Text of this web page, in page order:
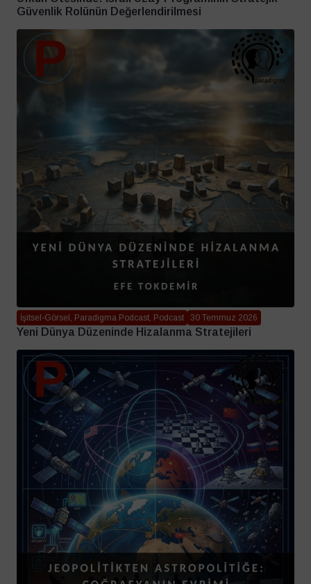
Güvenlik Rolünün Değerlendirilmesi
İşitsel-Görsel, Paradigma Podcast, Podcast 30 Temmuz 2026
Yeni Dünya Düzeninde Hizalanma Stratejileri